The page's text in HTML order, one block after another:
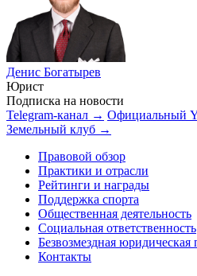
Денис Богатырев
Юрист
Подписка на новости
Telegram-канал → Официальный
Земельный клуб →
Правовой обзор
Практики и отрасли
Рейтинги и награды
Поддержка спорта
Общественная деятельность
Социальная ответственность
Безвозмездная
Контакты